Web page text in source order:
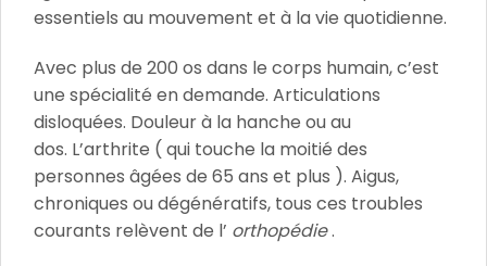
essentiels au mouvement et à la vie quotidienne.
Avec plus de 200 os dans le corps humain, c’est
une spécialité en demande. Articulations
disloquées. Douleur à la hanche ou au
dos. L’arthrite ( qui touche la moitié des
personnes âgées de 65 ans et plus ). Aigus,
chroniques ou dégénératifs, tous ces troubles
courants relèvent de l’ orthopédie.